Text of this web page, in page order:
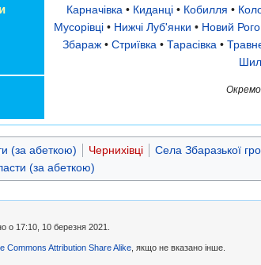
Карначівка • Киданці • Кобилля •
Мусорівці• Нижчі Луб'янки • Новий
Збараж • Стриївка • Тарасівка •
Окремо
(за абеткою) Чернихівці Села Збаразької
(за абеткою)
о 17:10, 10 березня 2021.
Commons Attribution Share Alike , якщо не вказано інше.